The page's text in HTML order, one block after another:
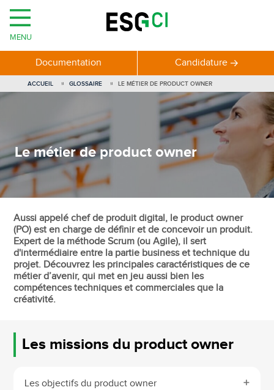
Le métier de product owner
ACCUEIL GLOSSAIRE LE MÉTIER DE PRODUCT OWNER
Aussi appelé chef de produit digital, le product owner
(PO) est en charge de définir et de concevoir un produit.
Expert de la méthode Scrum (ou Agile), il sert
d'intermédiaire entre la partie business et technique du
projet. Découvrez les principales caractéristiques de ce
métier d’avenir, qui met en jeu aussi bien les
compétences techniques et commerciales que la
créativité.
Les missions du product owner
Les objectifs du product owner
MENU
Documentation Candidature